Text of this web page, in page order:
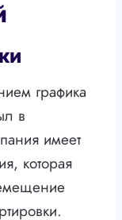
графика
в
имеет
которая